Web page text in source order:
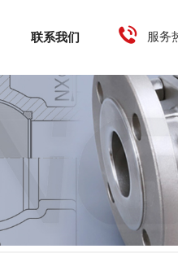
服务
联系我们